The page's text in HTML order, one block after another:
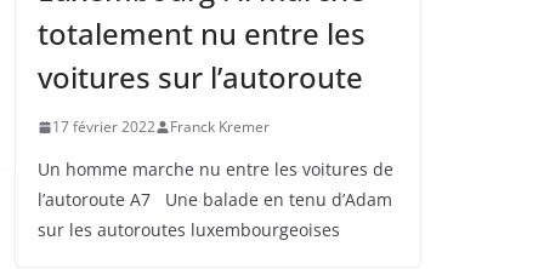
totalement nu entre les
voitures sur l’autoroute
17 février 2022 Franck Kremer
Un homme marche nu entre les voitures de
l’autoroute A7 Une balade en tenu d’Adam
sur les autoroutes luxembourgeoises